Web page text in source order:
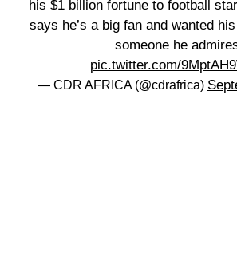
his $1 billion fortune to football
says he’s a big fan and wanted
someone he
pic.twitter.com/
— CDR AFRICA (@cdrafrica)